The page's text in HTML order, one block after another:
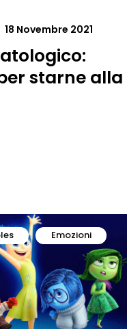
18 Novembre 2021
starne alla
Emozioni